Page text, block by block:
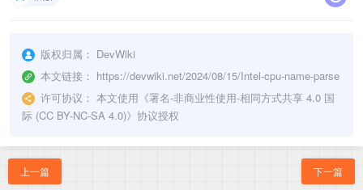
版权归属： DevWiki
本文链接： https://devwiki.net/2024/08/15/Intel-cpu-name-parse
许可协议： 本文使用《署名-非商业性使用-相同方式共享 4.0 国
际 (CC BY-NC-SA 4.0)》协议授权
上一篇 下一篇